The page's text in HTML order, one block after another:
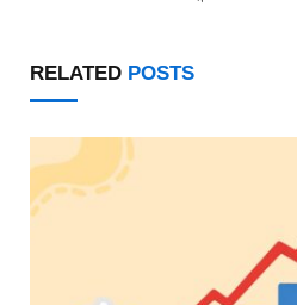
RELATED POSTS